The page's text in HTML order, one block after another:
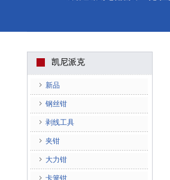
凯尼派克
新品
钢丝钳
剥线工具
夹钳
大力钳
卡簧钳